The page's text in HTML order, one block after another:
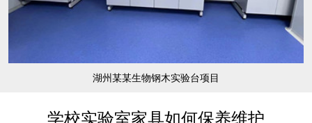
湖州某某生物钢木实验台项目
学校实验室家具如何保养维护